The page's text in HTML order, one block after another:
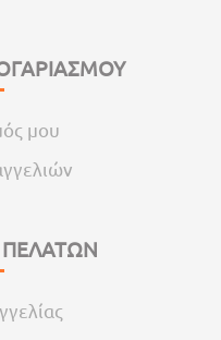
μου
ΠΕΛΑΤΩΝ